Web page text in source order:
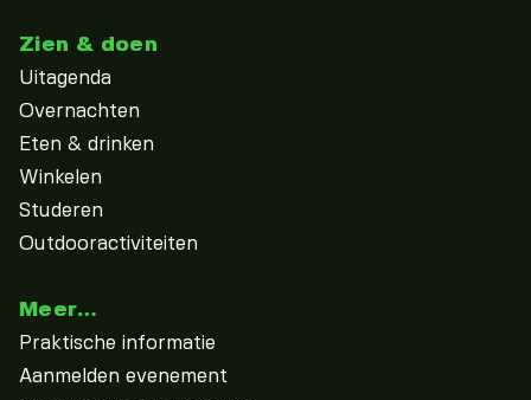
Zien & doen
Uitagenda
Overnachten
Eten & drinken
Winkelen
Studeren
Outdooractiviteiten
Meer…
Praktische informatie
Aanmelden evenement